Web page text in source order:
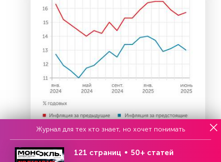
Журнал для тех кто знает, но хочет понимать
121 страниц 50+ статей